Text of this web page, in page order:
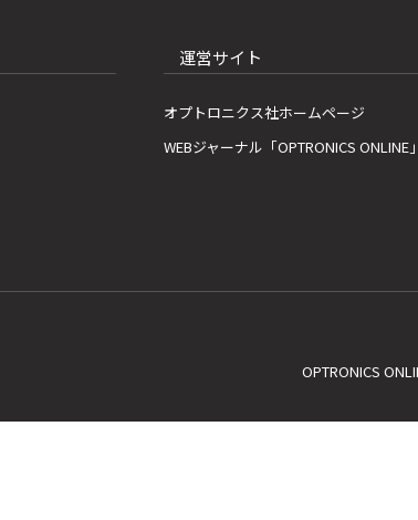
運営サイト
オプトロニクス社ホームページ
WEBジャーナル「OPTRONICS ONLINE」
OPTRONICS